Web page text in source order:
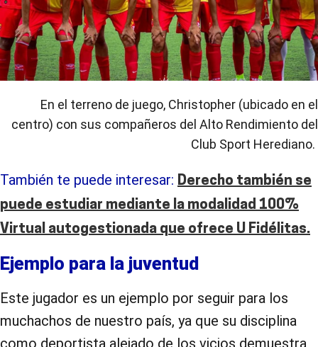
En el terreno de juego, Christopher (ubicado en el
centro) con sus compañeros del Alto Rendimiento del
Club Sport Herediano.
También te puede interesar: Derecho también se
puede estudiar mediante la modalidad 100%
Virtual autogestionada que ofrece U Fidélitas.
Ejemplo para la juventud
Este jugador es un ejemplo por seguir para los
muchachos de nuestro país, ya que su disciplina
como deportista alejado de los vicios demuestra